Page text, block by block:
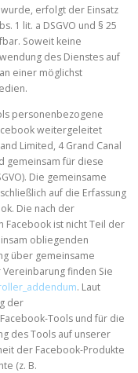
erfolgt der Einsatz
1 lit. a DSGVO und § 25
Soweit keine
des Dienstes auf
einer möglichst
personenbezogene
weitergeleitet
Limited, 4 Grand Canal
gemeinsam für diese
Die gemeinsame
auf die Erfassung
Die nach der
ist nicht Teil der
obliegenden
über gemeinsame
finden Sie
. Laut
der
Tools und für die
des Tools auf unserer
der Facebook-Produkte
(z. B.